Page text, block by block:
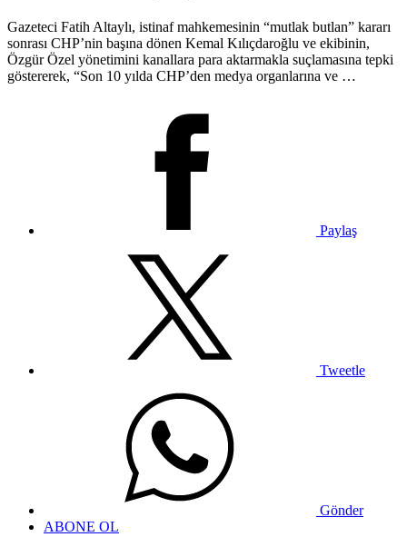
Gazeteci Fatih Altaylı, istinaf mahkemesinin “mutlak butlan” kararı
sonrası CHP’nin başına dönen Kemal Kılıçdaroğlu ve ekibinin,
Özgür Özel yönetimini kanallara para aktarmakla suçlamasına tepki
göstererek, “Son 10 yılda CHP’den medya organlarına ve …
Paylaş
Tweetle
Gönder
ABONE OL